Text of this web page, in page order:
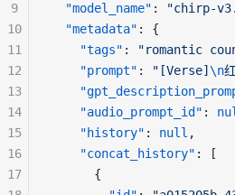
"model_name" : "chirp-
"metadata" : {
"tags" : "romantic
"prompt" : "[Verse] \n
"audio_prompt_id" :
"history" : null ,
"concat_history" : [
      {
9
10
11
12
13
14
15
16
17